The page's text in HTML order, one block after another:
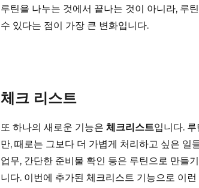
루틴을 나누는 것에서 끝나는 것이 아니라, 루
수 있다는 점이 가장 큰 변화입니다.
체크 리스트
또 하나의 새로운 기능은 체크리스트입니다.
만, 때로는 그보다 더 가볍게 처리하고 싶은 일
업무, 간단한 준비물 확인 등은 루틴으로 만들
니다. 이번에 추가된 체크리스트 기능으로 이